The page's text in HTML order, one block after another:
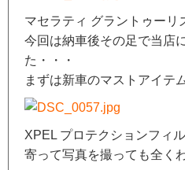
マセラティ グラントゥーリ
今回は納車後その足で当店
た・・・
まずは新車のマストアイテ
XPEL プロテクションフィ
寄って写真を撮っても全く